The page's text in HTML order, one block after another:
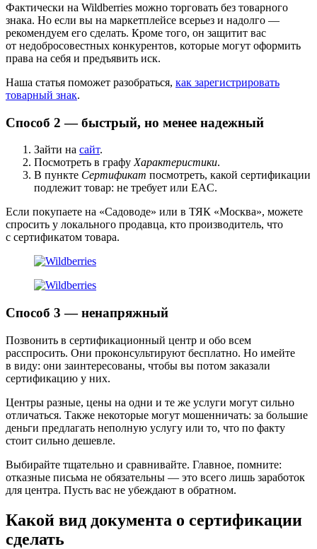
Фактически на Wildberries можно торговать без товарного
знака. Но если вы на маркетплейсе всерьез и надолго —
рекомендуем его сделать. Кроме того, он защитит вас
от недобросовестных конкурентов, которые могут оформить
права на себя и предъявить иск.
Наша статья поможет разобраться, как зарегистрировать
товарный знак.
Способ 2 — быстрый, но менее надежный
Зайти на сайт.
Посмотреть в графу Характеристики.
В пункте Сертификат посмотреть, какой сертификации
подлежит товар: не требует или EAC.
Если покупаете на «Садоводе» или в ТЯК «Москва», можете
спросить у локального продавца, кто производитель, что
с сертификатом товара.
Способ 3 — ненапряжный
Позвонить в сертификационный центр и обо всем
расспросить. Они проконсультируют бесплатно. Но имейте
в виду: они заинтересованы, чтобы вы потом заказали
сертификацию у них.
Центры разные, цены на одни и те же услуги могут сильно
отличаться. Также некоторые могут мошенничать: за большие
деньги предлагать неполную услугу или то, что по факту
стоит сильно дешевле.
Выбирайте тщательно и сравнивайте. Главное, помните:
отказные письма не обязательны — это всего лишь заработок
для центра. Пусть вас не убеждают в обратном.
Какой вид документа о сертификации
сделать